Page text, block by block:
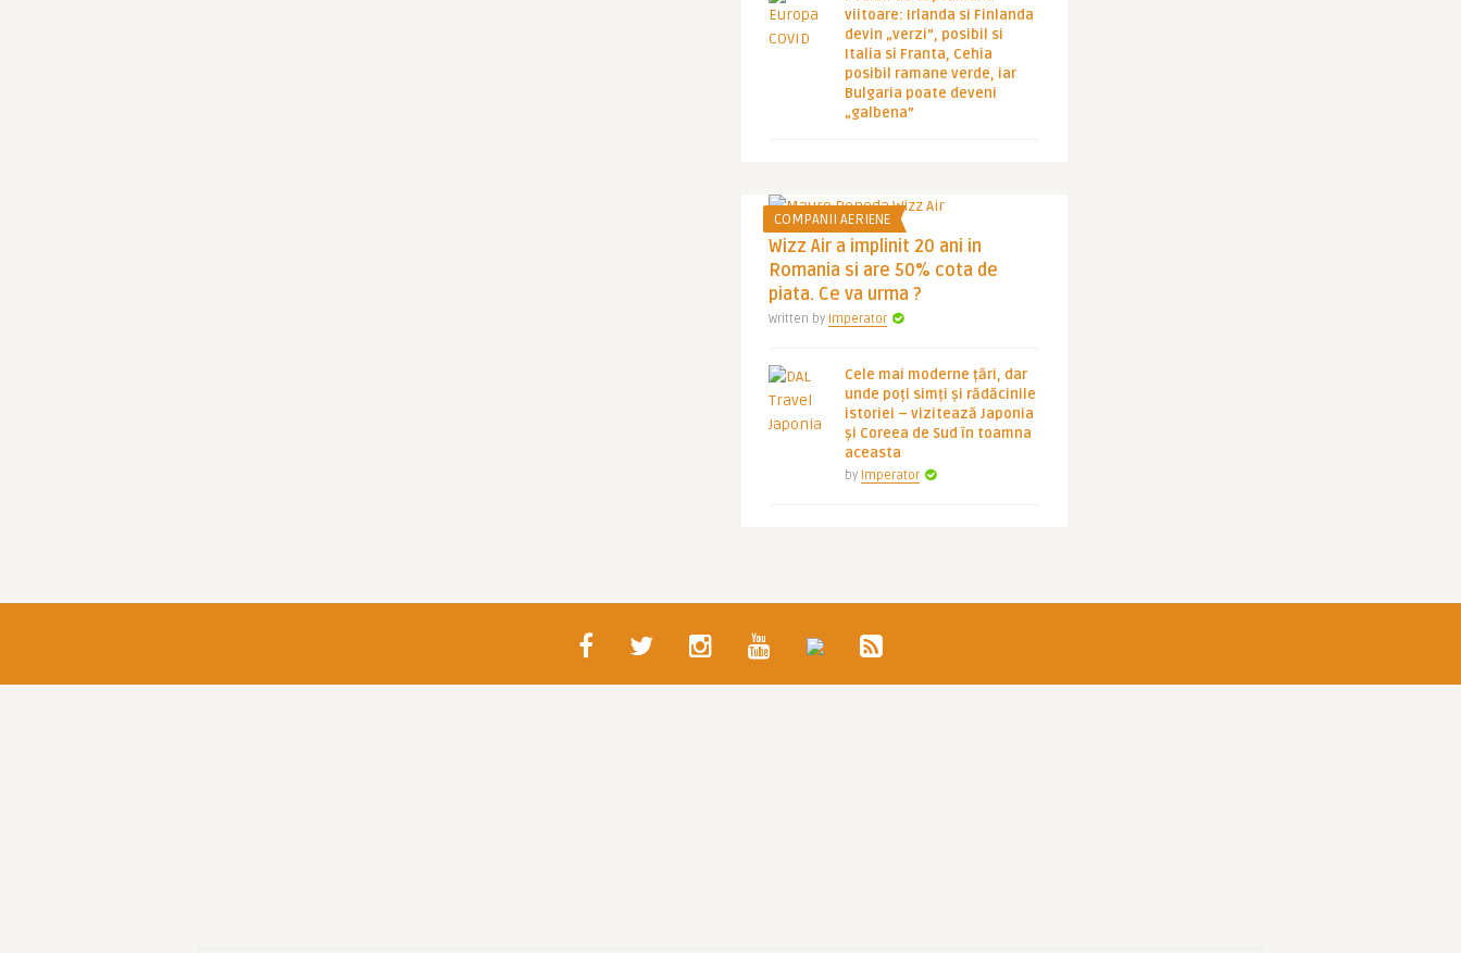
viitoare: Irlanda si Finlanda
devin „verzi”, posibil si
Italia si Franta, Cehia
posibil ramane verde, iar
Bulgaria poate deveni
„galbena”
COMPANII AERIENE
Wizz Air a implinit 20 ani in
Romania si are 50% cota de
piata. Ce va urma ?
Written by Imperator
Cele mai moderne țări, dar
unde poți simți și rădăcinile
istoriei – vizitează Japonia
și Coreea de Sud în toamna
aceasta
by Imperator